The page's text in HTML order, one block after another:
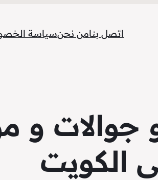
اتصل بنامن نحنسياسة
و
الكويت